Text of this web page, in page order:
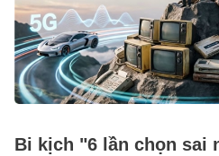
Bi kịch "6 lần chọn sai